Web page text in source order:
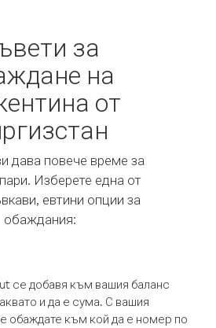
за
на
от
дава повече време за
Изберете една от
евтини опции за
обаждания:
се добавя към вашия баланс
и да е сума. С вашия
обаждате към кой да е номер по